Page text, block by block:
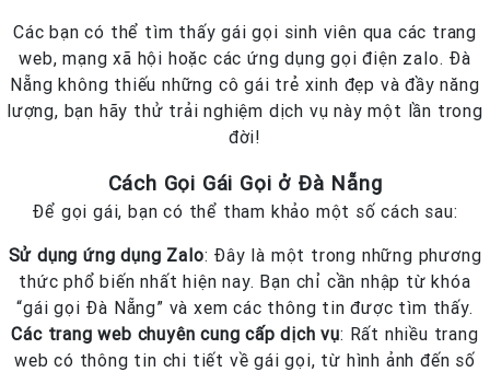
Các bạn có thể tìm thấy gái gọi sinh viên qua các trang
web, mạng xã hội hoặc các ứng dụng gọi điện zalo. Đà
Nẵng không thiếu những cô gái trẻ xinh đẹp và đầy năng
lượng, bạn hãy thử trải nghiệm dịch vụ này một lần trong
đời!
Cách Gọi Gái Gọi ở Đà Nẵng
Để gọi gái, bạn có thể tham khảo một số cách sau:
Sử dụng ứng dụng Zalo: Đây là một trong những phương
thức phổ biến nhất hiện nay. Bạn chỉ cần nhập từ khóa
“gái gọi Đà Nẵng” và xem các thông tin được tìm thấy.
Các trang web chuyên cung cấp dịch vụ: Rất nhiều trang
web có thông tin chi tiết về gái gọi, từ hình ảnh đến số